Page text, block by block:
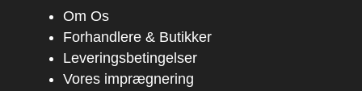
Om Os
Forhandlere & Butikker
Leveringsbetingelser
Vores imprægnering